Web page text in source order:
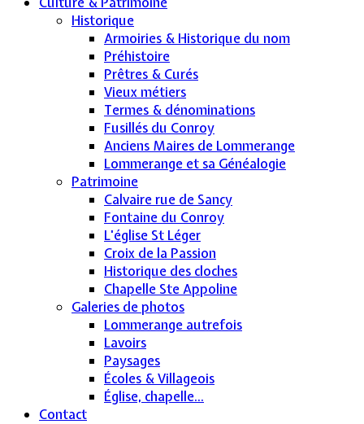
Historique
Armoiries & Historique du nom
Préhistoire
Prêtres & Curés
Vieux métiers
Termes & dénominations
Fusillés du Conroy
Anciens Maires de Lommerange
Lommerange et sa Généalogie
Patrimoine
Calvaire rue de Sancy
Fontaine du Conroy
L'église St Léger
Croix de la Passion
Historique des cloches
Chapelle Ste Appoline
Galeries de photos
Lommerange autrefois
Lavoirs
Paysages
Écoles & Villageois
Église, chapelle...
Contact